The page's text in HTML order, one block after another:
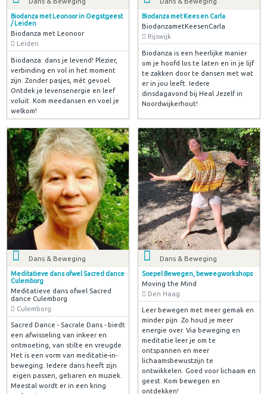
Biodanza met Leonoor in Oegstgeest
/ Leiden
Biodanza met Leonoor
Leiden
Biodanza: dans je levend! Plezier,
verbinding en vol in het moment
zijn. Zonder pasjes, mét gevoel.
Ontdek je levensenergie en leef
voluit. Kom meedansen en voel je
welkom!
Biodanza met Kees en Carla
BiodanzametKeesenCarla
Rijswijk
Biodanza is een heerlijke manier
om je hoofd los te laten en in je lijf
te zakken door te dansen met wat
er in jou leeft. Iedere
dinsdagavond bij Heal Jezelf in
Noordwijkerhout!
Dans & Beweging
Meditatieve dans ofwel Sacred dance
Culemborg
Meditatieve dans ofwel Sacred
dance Culemborg
Culemborg
Sacred Dance - Sacrale Dans - biedt
een afwisseling van inkeer en
ontmoeting, van stilte en vreugde.
Het is een vorm van meditatie-in-
beweging. Iedere dans heeft zijn
eigen passen, gebaren en muziek.
Meestal wordt er in een kring
Dans & Beweging
Soepel Bewegen, beweegworkshops
Moving the Mind
Den Haag
Leer bewegen met meer gemak en
minder pijn. Zo houd je meer
energie over. Via beweging en
meditatie leer je om te
ontspannen en meer
lichaamsbewustzijn te
ontwikkelen. Goed voor lichaam en
geest. Kom bewegen en
ontdekken!